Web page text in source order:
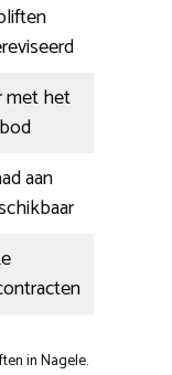
met het
aan
in Nagele.